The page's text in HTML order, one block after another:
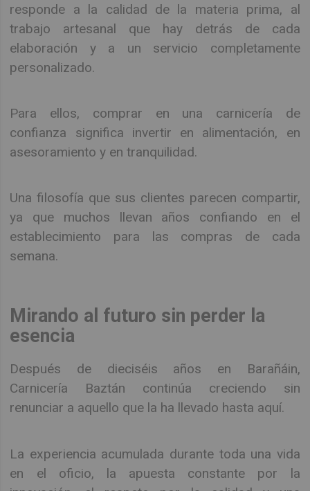
responde a la calidad de la materia prima, al
trabajo artesanal que hay detrás de cada
elaboración y a un servicio completamente
personalizado.
Para ellos, comprar en una carnicería de
confianza significa invertir en alimentación, en
asesoramiento y en tranquilidad.
Una filosofía que sus clientes parecen compartir,
ya que muchos llevan años confiando en el
establecimiento para las compras de cada
semana.
Mirando al futuro sin perder la
esencia
Después de dieciséis años en Barañáin,
Carnicería Baztán continúa creciendo sin
renunciar a aquello que la ha llevado hasta aquí.
La experiencia acumulada durante toda una vida
en el oficio, la apuesta constante por la